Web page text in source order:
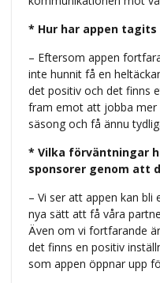
* Hur har appen
– Eftersom appen
inte hunnit få en
det positiv och det finns
fram emot att jobba mer
säsong och få ännu
* Vilka förväntningar
sponsorer genom att
– Vi ser att appen kan
nya sätt att få våra
Även om vi fortfarande
det finns en positiv
som appen öppnar upp